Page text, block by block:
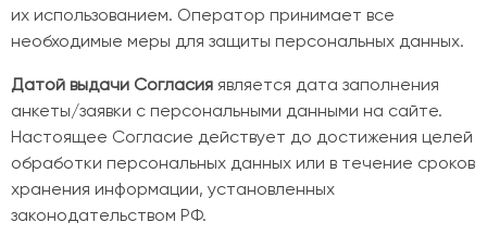
их использованием. Оператор принимает все
необходимые меры для защиты персональных данных.
Датой выдачи Согласия является дата заполнения
анкеты/заявки с персональными данными на сайте.
Настоящее Согласие действует до достижения целей
обработки персональных данных или в течение сроков
хранения информации, установленных
законодательством РФ.